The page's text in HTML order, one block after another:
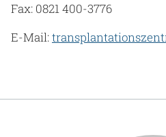
Fax: 0821 400-3776
E-Mail: